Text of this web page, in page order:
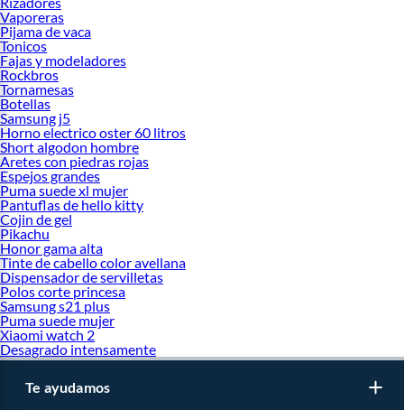
Vaporeras
Pijama de vaca
Tonicos
Fajas y modeladores
Rockbros
Tornamesas
Botellas
Samsung j5
Horno electrico oster 60 litros
Short algodon hombre
Aretes con piedras rojas
Espejos grandes
Puma suede xl mujer
Pantuflas de hello kitty
Cojin de gel
Pikachu
Honor gama alta
Tinte de cabello color avellana
Dispensador de servilletas
Polos corte princesa
Samsung s21 plus
Puma suede mujer
Xiaomi watch 2
Desagrado intensamente
Te ayudamos